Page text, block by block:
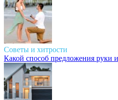
Советы и хитрости
Какой способ предложения руки